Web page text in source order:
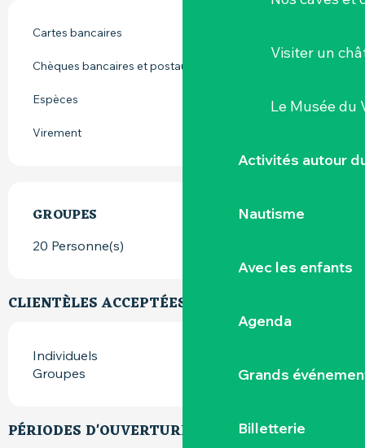
Visiter un
Le Musée du
Activités autour
Nautisme
Avec les enfants
Agenda
Grands
Billetterie
Cartes bancaires
Chèques bancaires et postaux
Espèces
Virement
GROUPES
GROUPES
20 Personne(s)
CLIENTÈLES ACCEPTÉES
Individuels
Groupes
PÉRIODES D'OUVERTURE